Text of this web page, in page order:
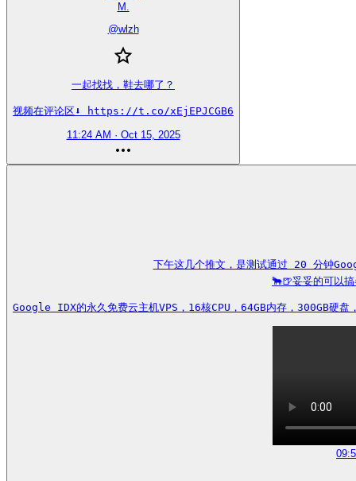
M.
@wlzh
一起找找，鞋去哪了？
视频在评论区⬇️ https://t.co/xEjEPJCGB6
11:24 AM · Oct 15, 2025
下午这几个推文，是测试通过 20 分钟
🐂🍺妥妥的可以
Google IDX的永久免费云主机VPS，16核CPU，64GB内存，300GB硬